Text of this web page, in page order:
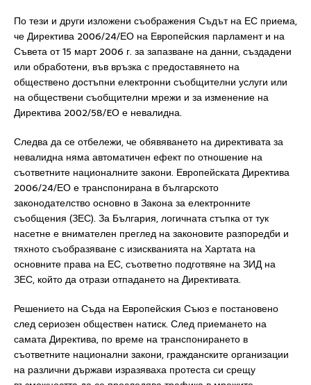
По тези и други изложени съображения Съдът на ЕС приема,
че Директива 2006/24/ЕО на Европейския парламент и на
Съвета от 15 март 2006 г. за запазване на данни, създадени
или обработени, във връзка с предоставянето на
обществено достъпни електронни съобщителни услуги или
на обществени съобщителни мрежи и за изменение на
Директива 2002/58/EО е невалидна.
Следва да се отбележи, че обявяването на директивата за
невалидна няма автоматичен ефект по отношение на
съответните националните закони. Европейската Директива
2006/24/ЕО е транспонирана в българското
законодателство основно в Закона за електронните
съобщения (ЗЕС). За България, логичната стъпка от тук
насетне е внимателен преглед на законовите разпоредби и
тяхното съобразяване с изискванията на Хартата на
основните права на ЕС, съответно подготвяне на ЗИД на
ЗЕС, който да отрази отпадането на Директивата.
Решението на Съда на Европейския Съюз е постановено
след сериозен обществен натиск. След приемането на
самата Директива, по време на транспонирането в
съответните национални закони, гражданските организации
на различни държави изразяваха протеста си срещу